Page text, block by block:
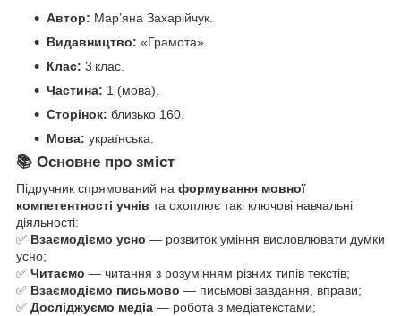
Автор: Мар’яна Захарійчук.
Видавництво: «Грамота».
Клас: 3 клас.
Частина: 1 (мова).
Сторінок: близько 160.
Мова: українська.
📚 Основне про зміст
Підручник спрямований на формування мовної
компетентності учнів та охоплює такі ключові навчальні
діяльності:
✅ Взаємодіємо усно — розвиток уміння висловлювати думки
усно;
✅ Читаємо — читання з розумінням різних типів текстів;
✅ Взаємодіємо письмово — письмові завдання, вправи;
✅ Досліджуємо медіа — робота з медіатекстами;